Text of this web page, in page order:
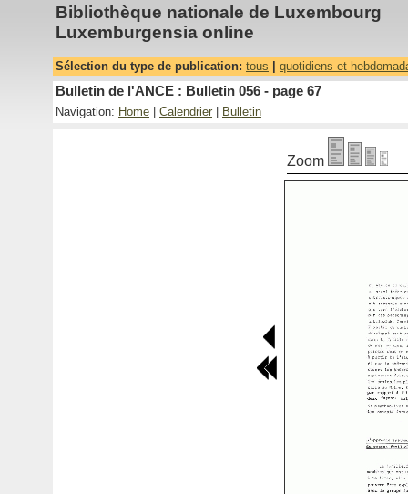
Bibliothèque nationale de Luxembourg
Luxemburgensia online
Sélection du type de publication: tous quotidiens et
Bulletin de l'ANCE : Bulletin 056 - page 67
Navigation: Home Calendrier Bulletin
Zoom